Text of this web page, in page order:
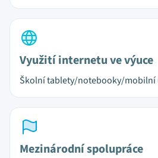
Využití internetu ve výuce
Školní tablety/notebooky/mobilní
Mezinárodní spolupráce